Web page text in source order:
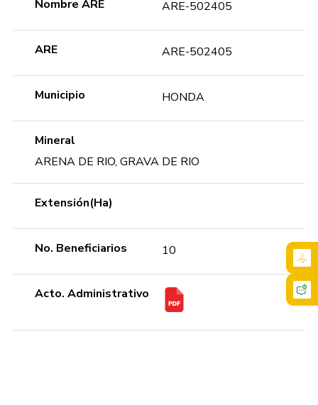
Nombre ARE ARE-502405
ARE ARE-502405
Municipio HONDA
Mineral
ARENA DE RIO, GRAVA DE RIO
Extensión(Ha)
No. Beneficiarios 10
Acto. Administrativo